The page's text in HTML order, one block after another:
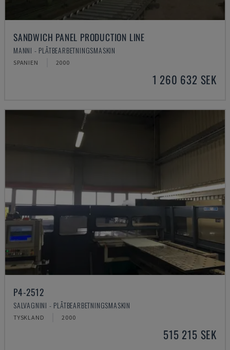
SANDWICH PANEL PRODUCTION LINE
MANNI - PLÅTBEARBETNINGSMASKIN
SPANIEN 2000
1 260 632 SEK
P4-2512
SALVAGNINI - PLÅTBEARBETNINGSMASKIN
TYSKLAND 2000
515 215 SEK